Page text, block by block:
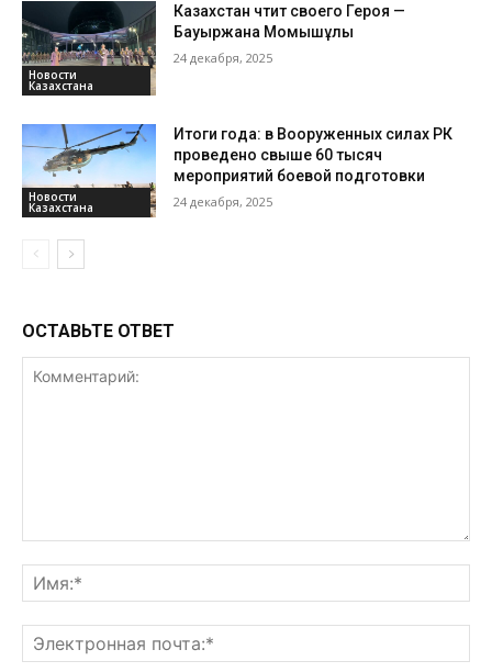
Новости
Казахстана
Казахстан чтит своего Героя —
Бауыржана Момышұлы
24 декабря, 2025
Новости
Казахстана
Итоги года: в Вооруженных силах РК
проведено свыше 60 тысяч
мероприятий боевой подготовки
24 декабря, 2025
ОСТАВЬТЕ ОТВЕТ